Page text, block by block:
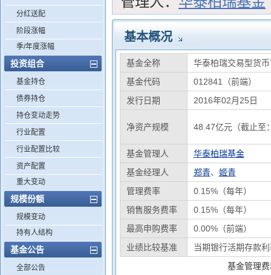
分红送配
阶段涨幅
季/年度涨幅
投资组合
基金持仓
债券持仓
持仓变动走势
行业配置
行业配置比较
资产配置
重大变动
规模份额
规模变动
持有人结构
基金公告
全部公告
基本概况
基金全称
华泰柏瑞交易型货
基金代码
012841（前端）
发行日期
2016年02月25日
净资产规模 48.47亿元（截止至
基金管理人
华泰柏瑞基金
基金经理人
郑青、 姬青
管理费率
0.15%（每年）
销售服务费率
0.15%（每年）
最高申购费率
0.00%（前端）
业绩比较基准
当期银行活期存款
基金管理